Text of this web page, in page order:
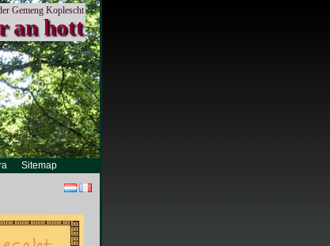
an hott
Gemeng Koplescht
Sitemap